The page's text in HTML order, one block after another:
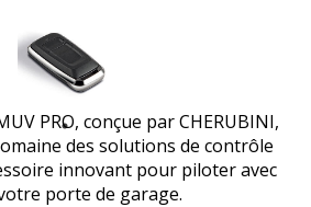
PRO, conçue par CHERUBINI,
des solutions de contrôle
innovant pour piloter avec
porte de garage.